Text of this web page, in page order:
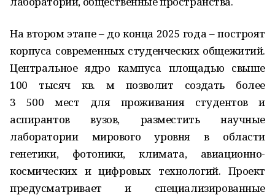
На втором этапе – до конца 2025 года – построят
корпуса современных студенческих общежитий.
Центральное ядро кампуса площадью свыше
100 тысяч кв. м позволит создать более
3 500 мест для проживания студентов и
аспирантов вузов, разместить научные
лаборатории мирового уровня в области
генетики, фотоники, климата, авиационно-
космических и цифровых технологий. Проект
предусматривает и специализированные